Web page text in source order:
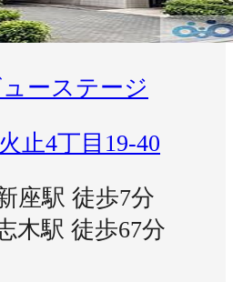
ーステージ
止4丁目19-40
座駅 徒歩7分
木駅 徒歩67分